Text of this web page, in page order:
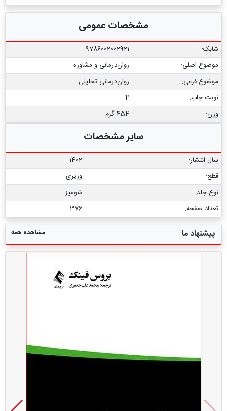
مشخصات عمومی
شابک:
9786002002921
موضوع اصلی:
روان‌درمانی و مشاوره
موضوع فرعی:
روان‏‌درمانی تحلیلی
نوبت چاپ:
4
وزن:
454 گرم
سایر مشخصات
سال انتشار:
1402
قطع:
وزیری
نوع جلد:
شومیز
تعداد صفحه:
376
پیشنهاد ما مشاهده همه